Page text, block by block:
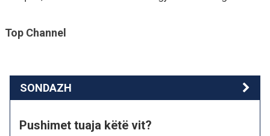
Top Channel
SONDAZH
Pushimet tuaja këtë vit?